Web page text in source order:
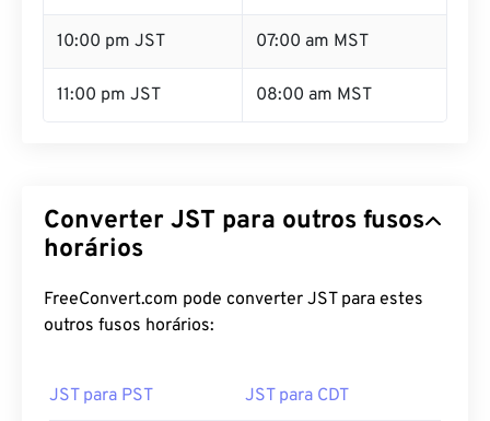
10:00 pm JST 07:00 am MST
11:00 pm JST 08:00 am MST
Converter JST para outros fusos
horários
FreeConvert.com pode converter JST para estes
outros fusos horários:
JST para PST JST para CDT